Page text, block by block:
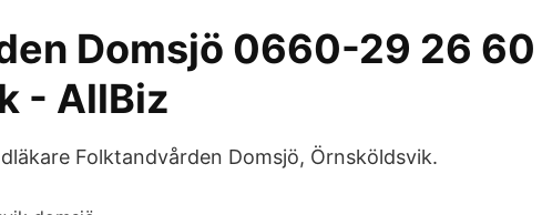
Domsjö 0660-29 26 60
- AllBiz
Folktandvården Domsjö, Örnsköldsvik.